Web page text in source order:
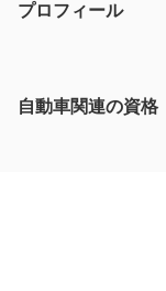
プロフィール
自動車関連の資格